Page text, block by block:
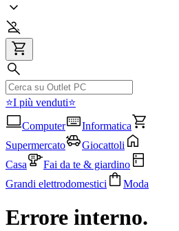
⭐I più venduti⭐
Computer
Informatica
Supermercato
Giocattoli
Casa
Fai da te & giardino
Grandi elettrodomestici
Moda
Errore interno.